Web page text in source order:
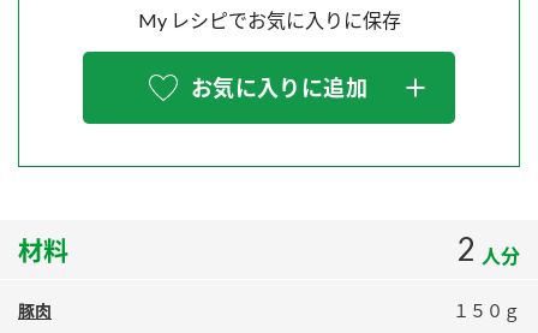
Fibee
スペシャルサイト
お酢を知ろう！
すしラボ
納豆の豆知識
MIM（ミツカンミュージアム）
販売終了製品のご案内
よくあるご質問
My レシピでお気に入りに保存
お気に入りに追加
材料 2 人分
豚肉 １５０ｇ